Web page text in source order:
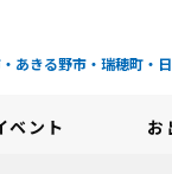
・西多摩
あきる野市・瑞穂町・
ベント お